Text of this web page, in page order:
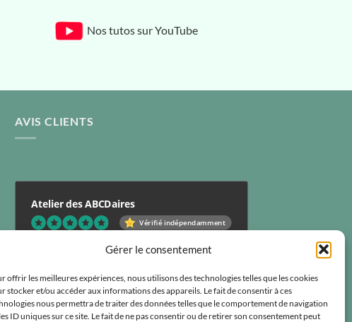
Gérer le consentement
offrir les meilleures expériences, nous utilisons des technologies telles que les cookies
stocker et/ou accéder aux informations des appareils. Le fait de consentir à ces
nous permettra de traiter des données telles que le comportement de navigation
ID uniques sur ce site. Le fait de ne pas consentir ou de retirer son consentement peut
Nos tutos sur YouTube
AVIS CLIENTS
Atelier des ABCDaires
Vérifié indépendamment